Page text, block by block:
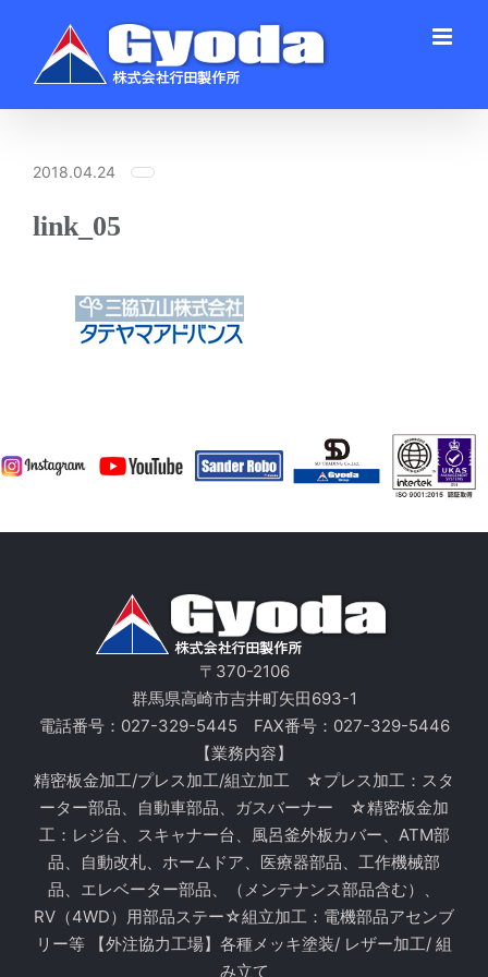
content
2018.04.24
link_05
〒370-2106
群馬県高崎市吉井町矢田693-1
電話番号： 027-329-5445 FAX番号：027-329-5446
【業務内容】
精密板金加工/プレス加工/組立加工 ☆プレス加工：スタ
ーター部品、自動車部品、ガスバーナー ☆精密板金加
工：レジ台、スキャナー台、風呂釜外板カバー、ATM部
品、自動改札、ホームドア、医療器部品、工作機械部
品、エレベーター部品、（メンテナンス部品含む）、
RV（4WD）用部品ステー☆組立加工：電機部品アセンブ
リー等 【外注協力工場】各種メッキ塗装/ レザー加工/ 組
み立て